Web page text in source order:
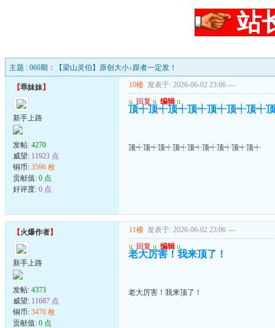
站
主题 : 060期：【梁山灵伯】原创大小↓跟者一定发！
【乖妹妹】
新手上路
发帖: 4270
威望: 11923 点
铜币: 3596 枚
贡献值: 0 点
好评度: 0 点
10楼 发表于: 2026-06-02 23:06 ---
u 回复 u 编辑 u
顶┽顶┽顶┽顶┽顶┽顶┽顶┽
顶┽顶┽顶┽顶┽顶┽顶┽顶┽顶┽顶┽
【火爆作者】
新手上路
发帖: 4373
威望: 11687 点
铜币: 3470 枚
贡献值: 0 点
11楼 发表于: 2026-06-02 23:06 ---
u 回复 u 编辑 u
老大厉害！我来顶了！
老大厉害！我来顶了！